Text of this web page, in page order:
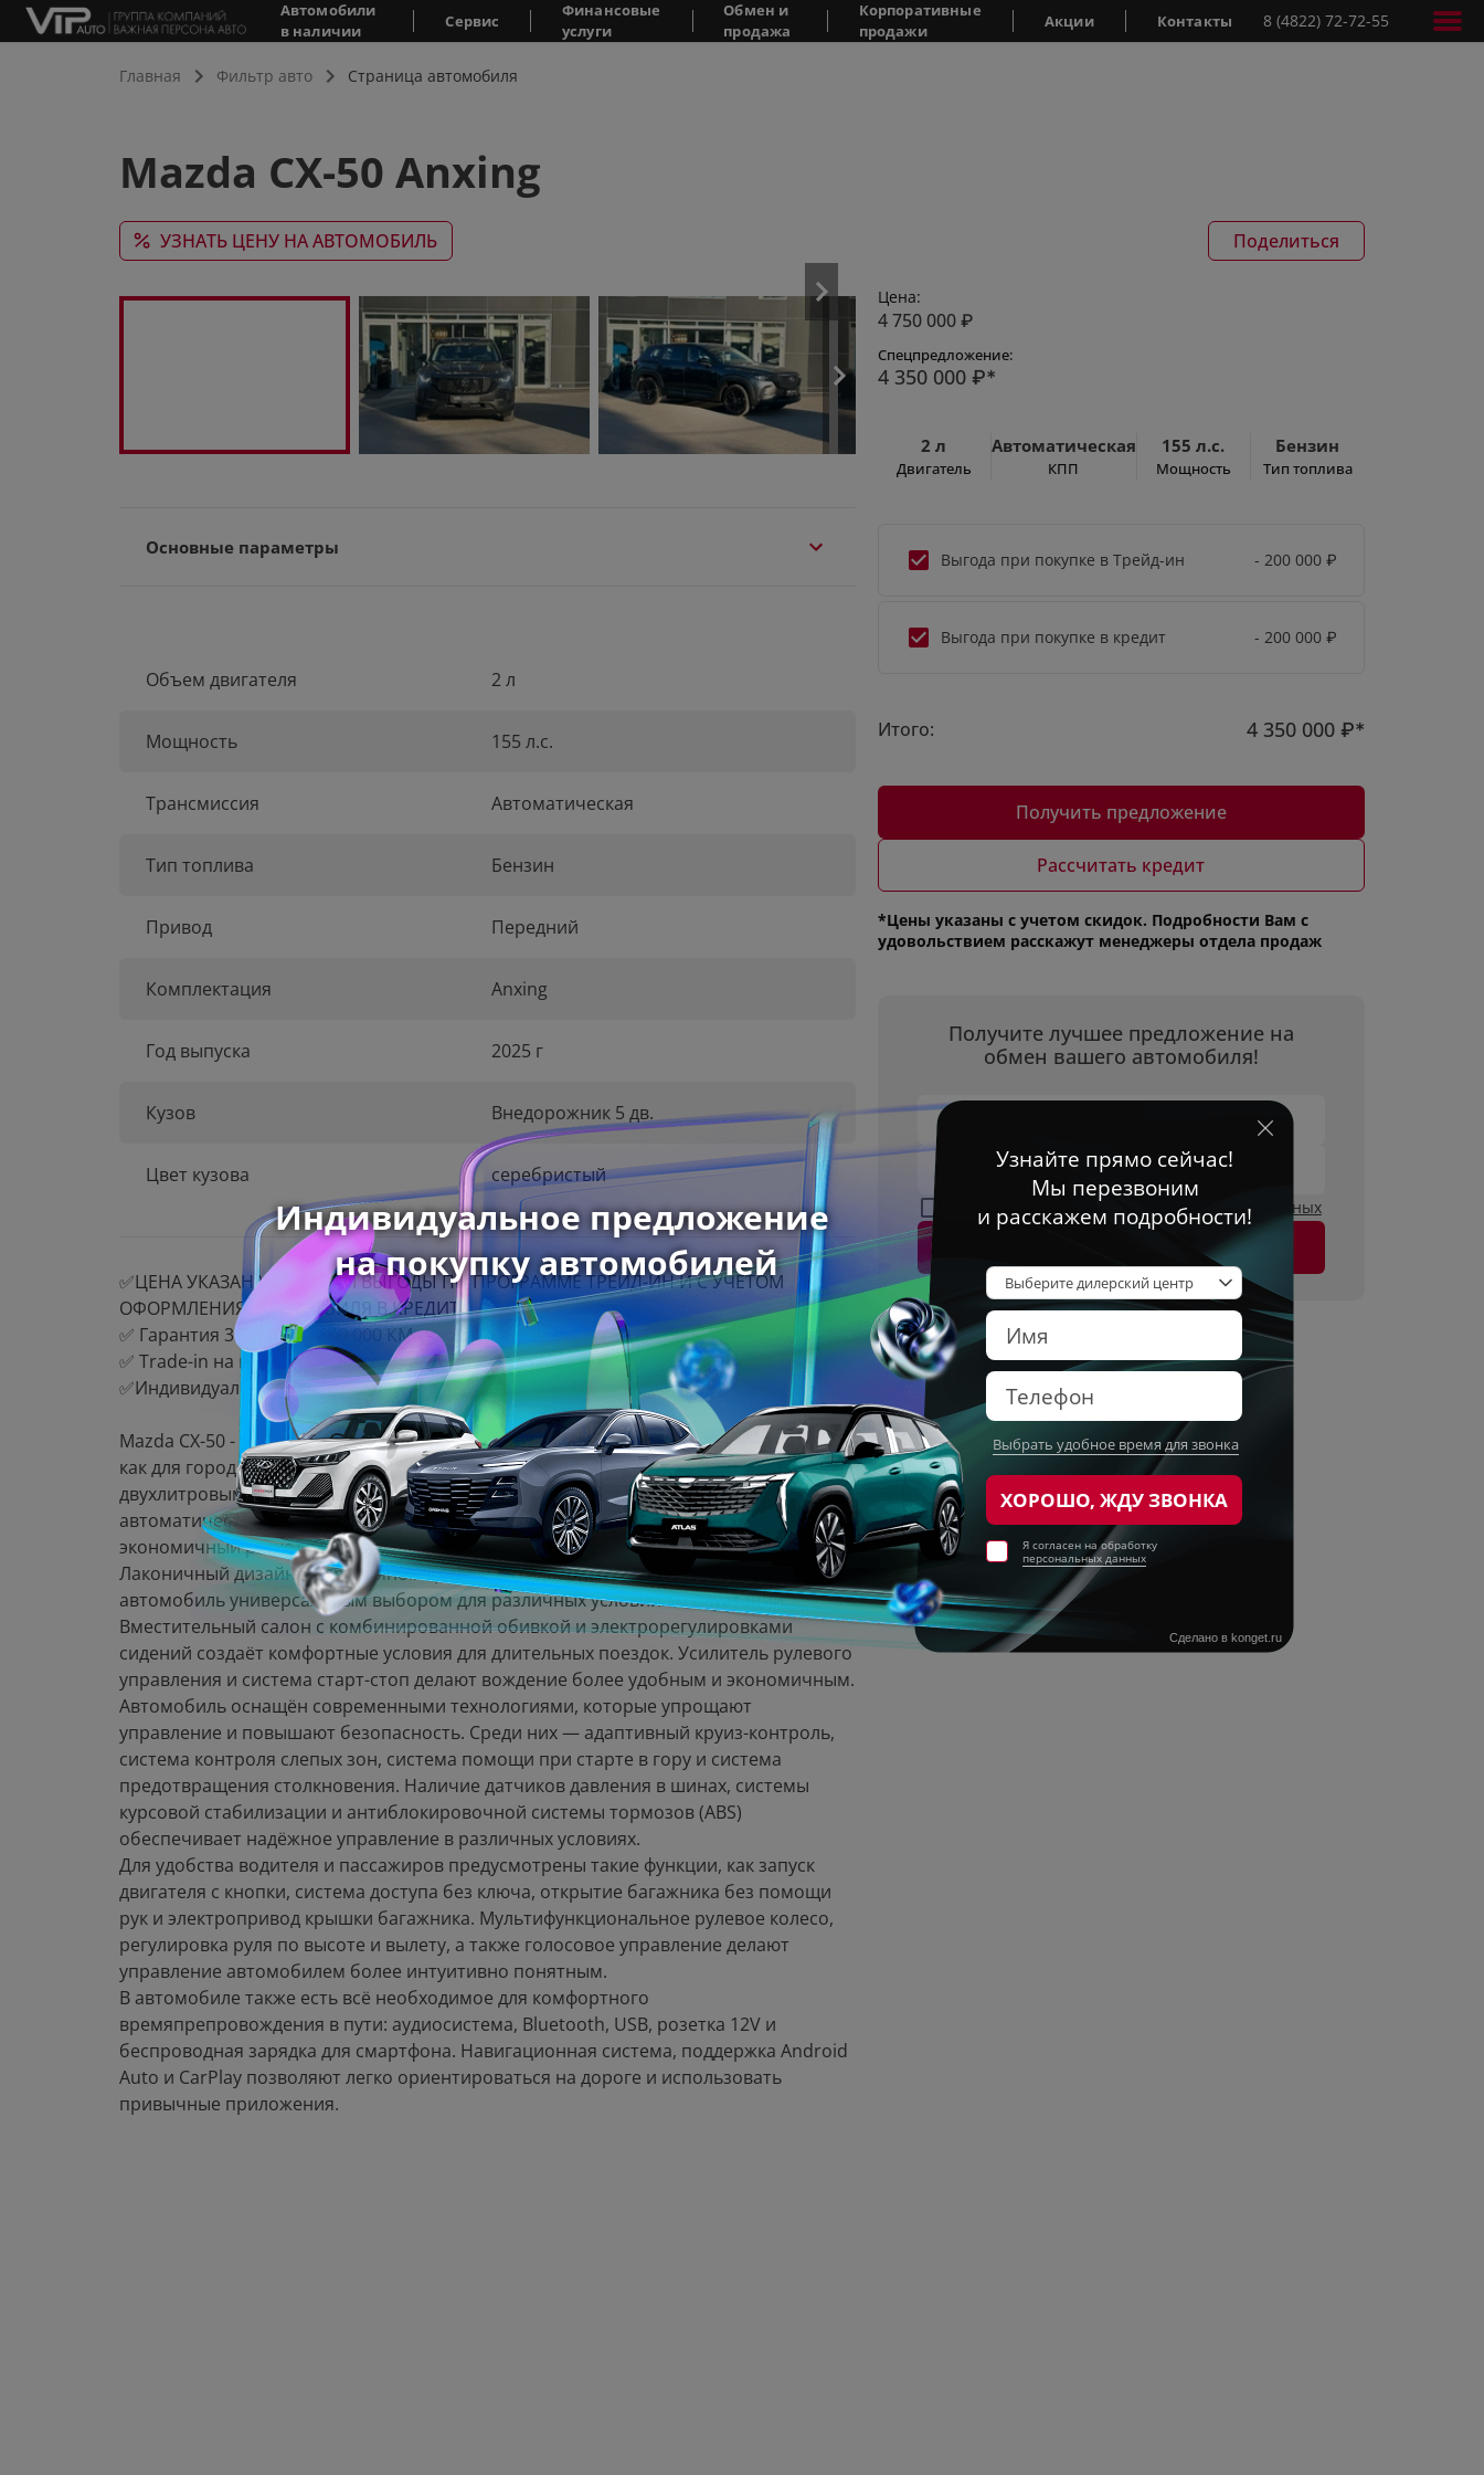
Автомобили
в наличии
Сервис
Финансовые
услуги
Обмен и
продажа
Корпоративные
продажи
Акции Контакты 8 (4822) 72-72-55
Главная Фильтр авто Страница автомобиля
Mazda CX-50 Anxing
УЗНАТЬ ЦЕНУ НА АВТОМОБИЛЬ Поделиться
Оснoвныe параметpы
Объем двигателя 2 л
Мощность 155 л.с.
Трансмиссия Автоматическая
Тип топлива Бензин
Привод Передний
Комплектация Anxing
Год выпуска 2025 г
Кузов Внедорожник 5 дв.
Цвет кузова серебристый
✅ЦЕНА УКАЗАНА С УЧЁТОМ ВЫГОДЫ ПО ПРОГРАММЕ ТРЕЙД-ИН И С УЧЁТОМ
ОФОРМЛЕНИЯ АВТОМОБИЛЯ В КРЕДИТ
✅ Гарантия 3 года или 100 000 КМ
✅ Trade-in на ваших условиях
✅Индивидуальные условия покупки для каждого клиента
Mazda CX-50 - это надёжный и функциональный внедорожник, который подойдёт
как для городских поездок, так и для путешествий за город. Автомобиль оснащён
двухлитровым бензиновым двигателем мощностью 155 лошадиных сил и
автоматической коробкой передач, что обеспечивает комфортное вождение и
экономичный расход топлива.
Лаконичный дизайн в серебряном цвете и пятидверная компоновка делают этот
автомобиль универсальным выбором для различных условий эксплуатации.
Вместительный салон с комбинированной обивкой и электрорегулировками
сидений создаёт комфортные условия для длительных поездок. Усилитель рулевого
управления и система старт-стоп делают вождение более удобным и экономичным.
Автомобиль оснащён современными технологиями, которые упрощают
управление и повышают безопасность. Среди них — адаптивный круиз-контроль,
система контроля слепых зон, система помощи при старте в гору и система
предотвращения столкновения. Наличие датчиков давления в шинах, системы
курсовой стабилизации и антиблокировочной системы тормозов (ABS)
обеспечивает надёжное управление в различных условиях.
Для удобства водителя и пассажиров предусмотрены такие функции, как запуск
двигателя с кнопки, система доступа без ключа, открытие багажника без помощи
рук и электропривод крышки багажника. Мультифункциональное рулевое колесо,
регулировка руля по высоте и вылету, а также голосовое управление делают
управление автомобилем более интуитивно понятным.
В автомобиле также есть всё необходимое для комфортного
времяпрепровождения в пути: аудиосистема, Bluetooth, USB, розетка 12V и
беспроводная зарядка для смартфона. Навигационная система, поддержка Android
Auto и CarPlay позволяют легко ориентироваться на дороге и использовать
привычные приложения.
Цена:
4 750 000 ₽
Спецпредложение:
4 350 000 ₽*
2 л
Двигатель
Автоматическая
КПП
155 л.с.
Мощность
Бензин
Тип топлива
Выгода при покупке в Трейд-ин - 200 000 ₽
Выгода при покупке в кредит - 200 000 ₽
Итого: 4 350 000 ₽*
Получить предложение
Рассчитать кредит
*Цены указаны с учетом скидок. Подробности Вам с
удовольствием расскажут менеджеры отдела продаж
Получите лучшее предложение на
обмен вашего автомобиля!
Ваше имя
Телефон
обработку персональных данных